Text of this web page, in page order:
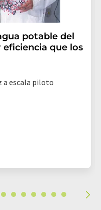
potable del
que los
a escala piloto